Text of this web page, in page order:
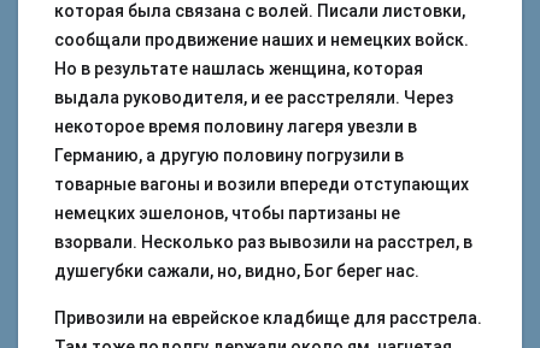
которая была связана с волей. Писали листовки,
сообщали продвижение наших и немецких войск.
Но в результате нашлась женщина, которая
выдала руководителя, и ее расстреляли. Через
некоторое время половину лагеря увезли в
Германию, а другую половину погрузили в
товарные вагоны и возили впереди отступающих
немецких эшелонов, чтобы партизаны не
взорвали. Несколько раз вывозили на расстрел, в
душегубки сажали, но, видно, Бог берег нас.
Привозили на еврейское кладбище для расстрела.